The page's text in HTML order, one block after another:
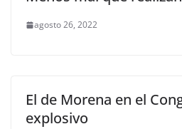
agosto 26, 2022
El de Morena en el
explosivo